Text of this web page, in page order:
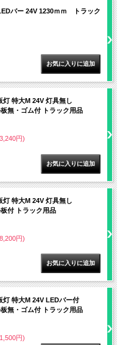
バー 24V 1230ｍｍ トラック
灯 特大M 24V 灯具無し
無・ゴム付 トラック用品
円)
灯 特大M 24V 灯具無し
付 トラック用品
円)
灯 特大M 24V LEDバー付
無・ゴム付 トラック用品
円)